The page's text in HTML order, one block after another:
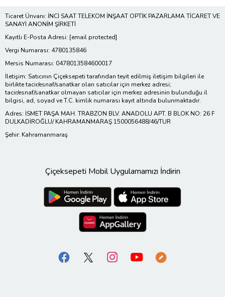
Ticaret Ünvanı: İNCİ SAAT TELEKOM İNŞAAT OPTİK PAZARLAMA TİCARET VE
SANAYİ ANONİM ŞİRKETİ
Kayıtlı E-Posta Adresi: [email protected]
Vergi Numarası: 4780135846
Mersis Numarası: 0478013584600017
İletişim: Satıcının Çiçeksepeti tarafından teyit edilmiş iletişim bilgileri ile
birlikte tacir/esnaf/sanatkar olan satıcılar için merkez adresi;
tacir/esnaf/sanatkar olmayan satıcılar için merkez adresinin bulunduğu il
bilgisi, ad, soyad ve T.C. kimlik numarası kayıt altında bulunmaktadır.
Adres: İSMET PAŞA MAH. TRABZON BLV. ANADOLU APT. B BLOK NO: 26 F
DULKADİROĞLU/ KAHRAMANMARAŞ 1500056488/46/TUR
Şehir: Kahramanmaraş
Çiçeksepeti Mobil Uygulamamızı İndirin